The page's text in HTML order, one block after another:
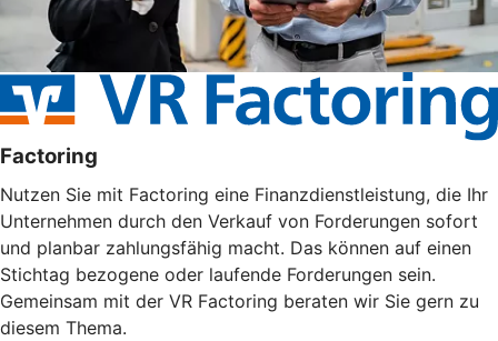
Factoring
Nutzen Sie mit Factoring eine Finanzdienstleistung, die Ihr
Unternehmen durch den Verkauf von Forderungen sofort
und planbar zahlungsfähig macht. Das können auf einen
Stichtag bezogene oder laufende Forderungen sein.
Gemeinsam mit der VR Factoring beraten wir Sie gern zu
diesem Thema.